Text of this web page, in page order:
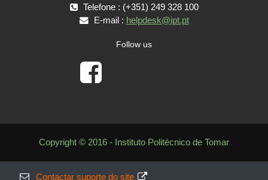
Telefone : (+351) 249 328 100
E-mail : helpdesk@ipt.pt
Follow us
Copyright © 2016 - Instituto Politécnico de Tomar
Contactar suporte do site